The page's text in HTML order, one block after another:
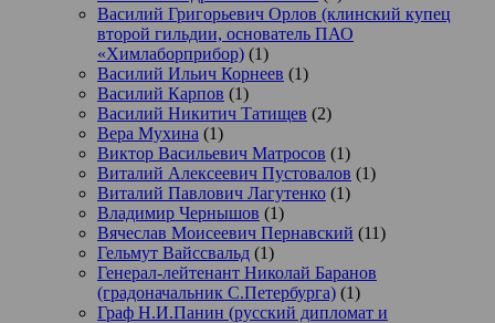
Василий Григорьевич Орлов (клинский купец
второй гильдии, основатель ПАО
«Химлаборприбор) (1)
Василий Ильич Корнеев (1)
Василий Карпов (1)
Василий Никитич Татищев (2)
Вера Мухина (1)
Виктор Васильевич Матросов (1)
Виталий Алексеевич Пустовалов (1)
Виталий Павлович Лагутенко (1)
Владимир Чернышов (1)
Вячеслав Моисеевич Пернавский (11)
Гельмут Вайссвальд (1)
Генерал-лейтенант Николай Баранов
(градоначальник С.Петербурга) (1)
Граф Н.И.Панин (русский дипломат и